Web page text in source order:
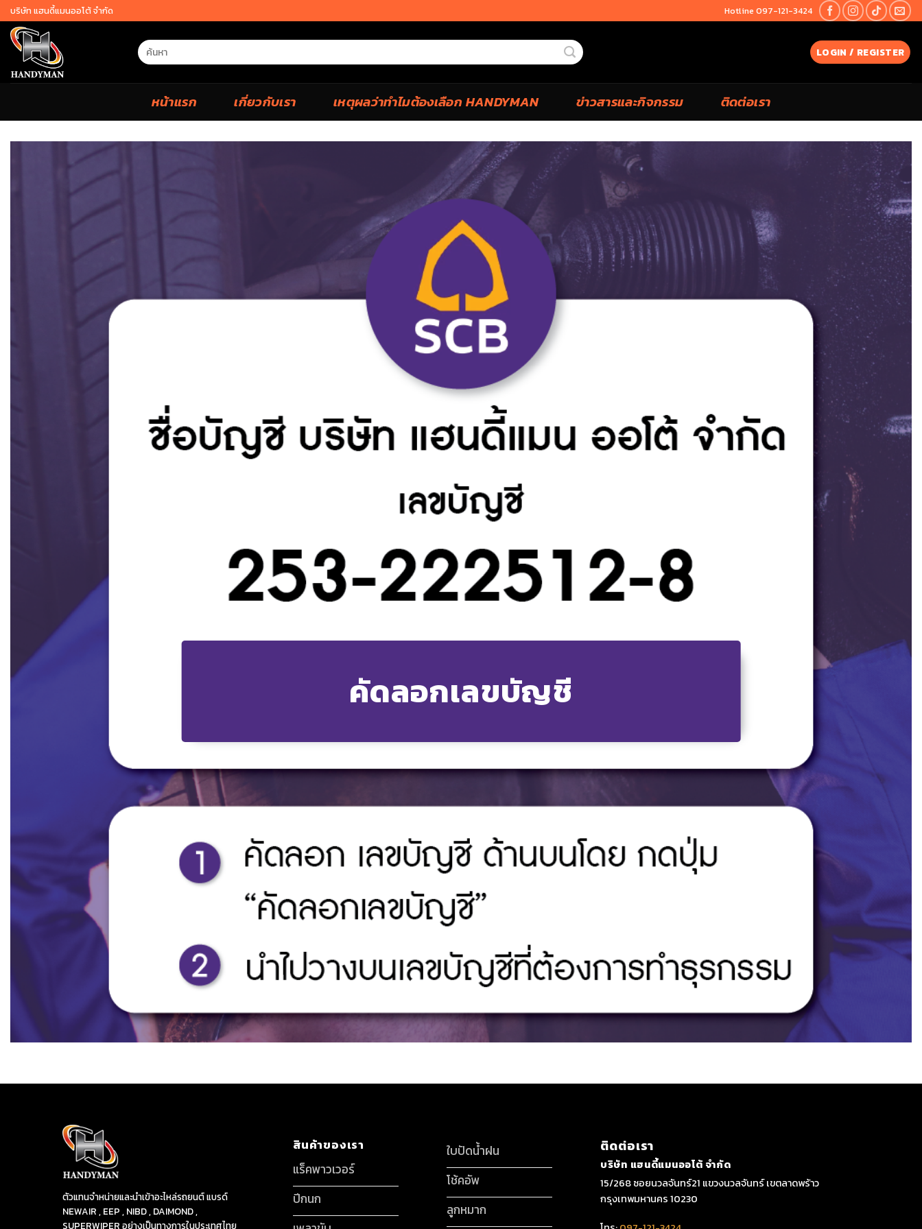
Skip
to
content
บริษัท แฮนดี้แมนออโต้ จำกัด Hotline 097-121-3424
Search
for:
LOGIN / REGISTER
หน้าแรก เกี่ยวกับเรา เหตุผลว่าทำไมต้องเลือก HANDYMAN ข่าวสารและกิจกรรม ติดต่อเรา
คัดลอกเลขบัญชี
ตัวแทนจำหน่ายและนำเข้าอะไหล่รถยนต์ แบรด์
NEWAIR , EEP , NIBD , DAIMOND ,
SUPERWIPER อย่างเป็นทางการในประเทศไทย
สินค้าของเรา
แร็คพาวเวอร์
ปีกนก
ใบปัดน้ำฝน
โช้คอัพ
ลูกหมาก
ติดต่อเรา
บริษัท แฮนดี้แมนออโต้ จำกัด
15/268 ซอยนวลจันทร์21 แขวงนวลจันทร์ เขตลาดพร้าว
กรุงเทพมหานคร 10230